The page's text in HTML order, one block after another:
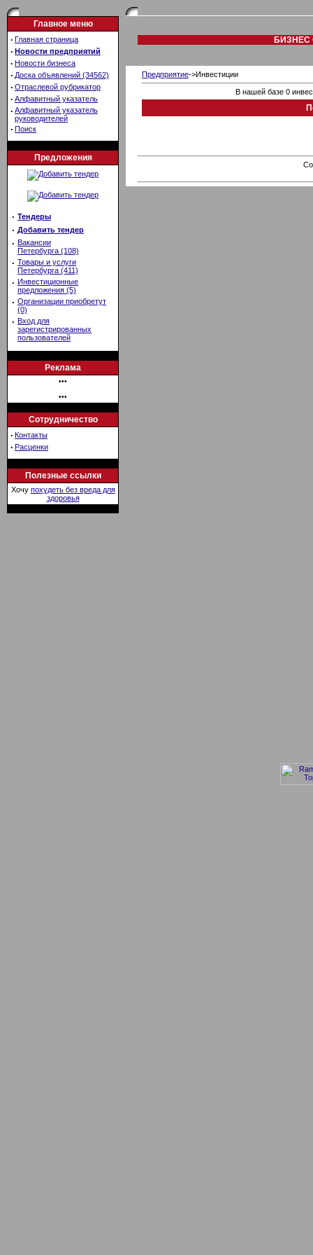
Главное меню
· Главная страница
· Новости предприятий
· Новости бизнеса
· Доска объявлений (34562)
· Отраслевой рубрикатор
· Алфавитный указатель
· Алфавитный указатель
руководителей
· Поиск
Предложения
· Тендеры
· Добавить тендер
· Вакансии
Петербурга (108)
· Товары и услуги
Петербурга (411)
· Инвестиционные
предложения (5)
· Организации приобретут
(0)
· Вход для
зарегистрированных
пользователей
Реклама
•••
•••
Сотрудничество
· Контакты
· Расценки
Полезные ссылки
Хочу похудеть без вреда для
здоровья
БИЗНЕС
Предприятие->Инвестиции
В нашей базе 0